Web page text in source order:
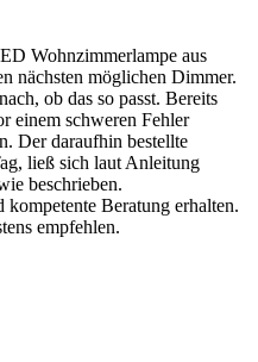
Wohnzimmerlampe aus
nächsten möglichen Dimmer.
ob das so passt. Bereits
einem schweren Fehler
Der daraufhin bestellte
ließ sich laut Anleitung
beschrieben.
kompetente Beratung erhalten.
empfehlen.